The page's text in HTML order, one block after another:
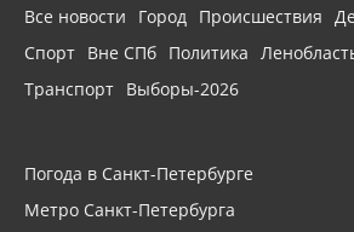
Все новости Город Происшествия
Спорт Вне СПб Политика
Транспорт Выборы-2026
Погода в Санкт-Петербурге
Метро Санкт-Петербурга